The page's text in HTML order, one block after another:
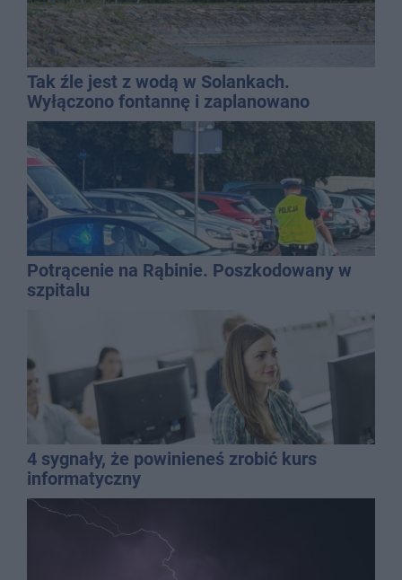
Tak źle jest z wodą w Solankach.
Wyłączono fontannę i zaplanowano
dolewkę
Potrącenie na Rąbinie. Poszkodowany w
szpitalu
4 sygnały, że powinieneś zrobić kurs
informatyczny